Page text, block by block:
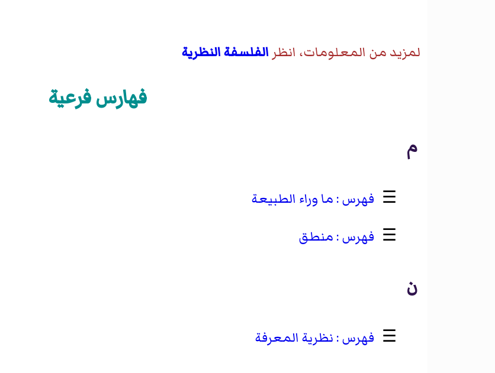
لمزيد من المعلومات، انظر الفلسفة النظرية
فهارس فرعية
م
☰
ما وراء الطبيعة
☰
منطق
ن
☰ نظرية المعرفة